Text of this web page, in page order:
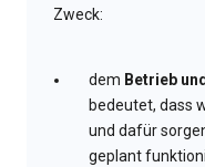
Zweck:
dem Betrieb
bedeutet, dass
und dafür
geplant